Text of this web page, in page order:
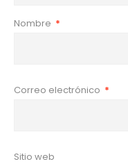
Nombre *
Correo electrónico *
Sitio web